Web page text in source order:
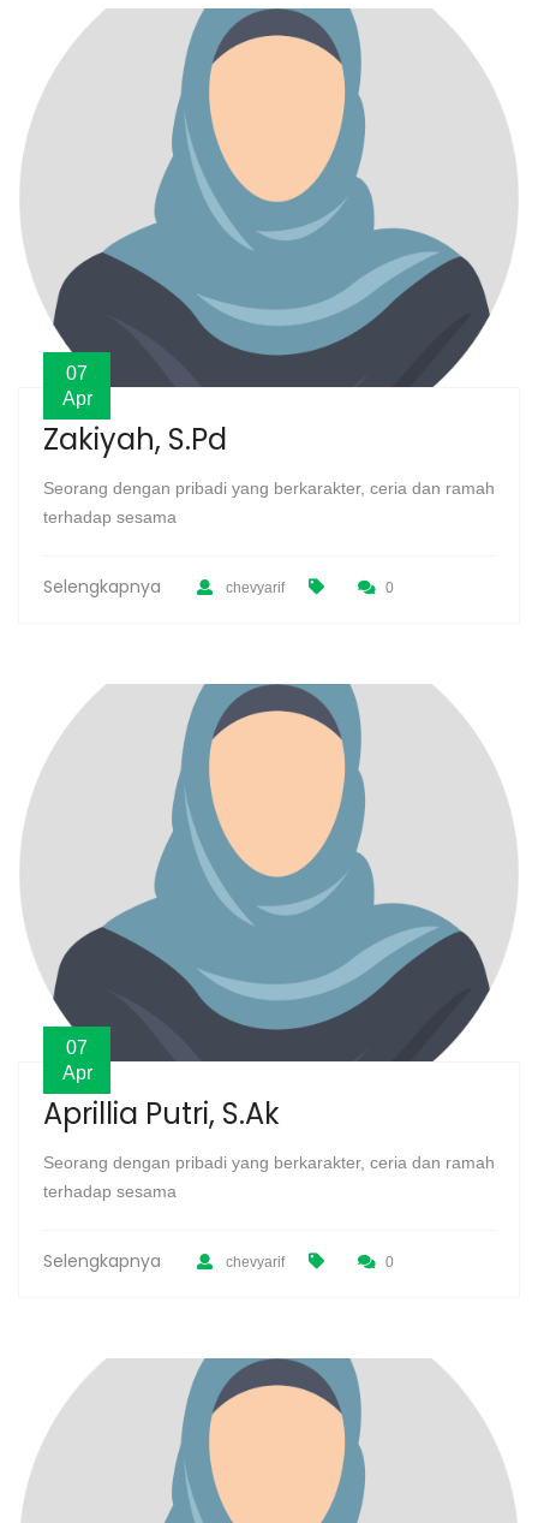
07
Apr
Zakiyah, S.Pd
Seorang dengan pribadi yang berkarakter, ceria dan ramah
terhadap sesama
Selengkapnya chevyarif 0
07
Apr
Aprillia Putri, S.Ak
Seorang dengan pribadi yang berkarakter, ceria dan ramah
terhadap sesama
Selengkapnya chevyarif 0